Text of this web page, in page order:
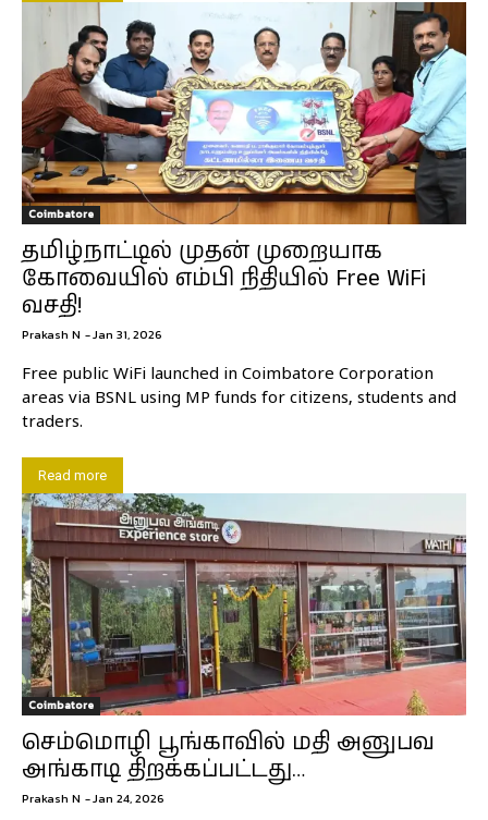
Coimbatore
தமிழ்நாட்டில் முதன் முறையாக
கோவையில் எம்பி நிதியில் Free WiFi
வசதி!
Prakash N -Jan 31, 2026
Free public WiFi launched in Coimbatore Corporation
areas via BSNL using MP funds for citizens, students and
traders.
Read more
Coimbatore
செம்மொழி பூங்காவில் மதி அனுபவ
அங்காடி திறக்கப்பட்டது…
Prakash N -Jan 24, 2026